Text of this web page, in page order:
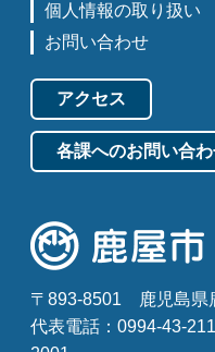
個人情報の取り扱い
お問い合わせ
アクセス
各課へのお問い合
〒893-8501
鹿児島県
代表電話：0994-43-